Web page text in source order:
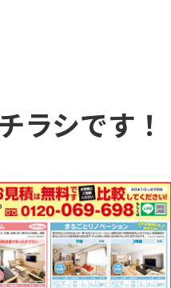
シです！